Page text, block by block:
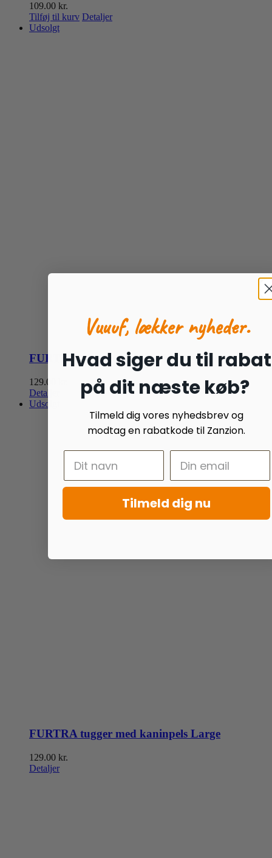
109.00 kr.
Tilføj til kurv Detaljer
Udsolgt
FURTRA tugger med fåreskind Large
129.00
Detaljer
Udsolgt
FURTRA tugger med kaninpels Large
129.00 kr.
Detaljer
Vuuuf, lækker nyheder.
Hvad siger du til rabat
på dit næste køb?
Tilmeld dig vores nyhedsbrev og
modtag en rabatkode til Zanzion.
Tilmeld dig nu